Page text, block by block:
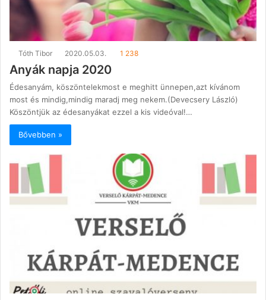
Tóth Tibor 2020.05.03. 1 238
Anyák napja 2020
Édesanyám, köszöntelekmost e meghitt ünnepen,azt kívánom
most és mindig,mindig maradj meg nekem.(Devecsery László)
Köszöntjük az édesanyákat ezzel a kis videóval!…
Bővebben »